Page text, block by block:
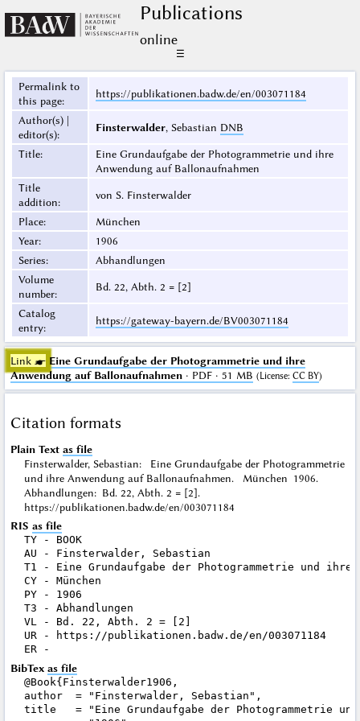
Publications
online
☰
Permalink to
this page:
https://publikationen.badw.de/en/003071184
Author(s) |
editor(s):
Finsterwalder, Sebastian DNB
Title:
Eine Grundaufgabe der Photogrammetrie und ihre
Anwendung auf Ballonaufnahmen
Title
addition:
von S. Finsterwalder
Place:
München
Year:
1906
Series:
Abhandlungen
Volume
number:
Bd. 22, Abth. 2 = [2]
Catalog
entry:
https://gateway-bayern.de/BV003071184
Link ☛ Eine Grundaufgabe der Photogrammetrie und ihre
Anwendung auf Ballonaufnahmen· PDF · 51 MB (License: CC BY)
Citation formats
Plain Text as file
Finsterwalder, Sebastian: Eine Grundaufgabe der Photogrammetrie
und ihre Anwendung auf Ballonaufnahmen. München 1906.
Abhandlungen: Bd. 22, Abth. 2 = [2].
https://publikationen.badw.de/en/003071184
RIS as file
TY - BOOK
AU - Finsterwalder, Sebastian
T1 - Eine Grundaufgabe der Photogrammetrie und ihre
CY - München
PY - 1906
T3 - Abhandlungen
VL - Bd. 22, Abth. 2 = [2]
UR - https://publikationen.badw.de/en/003071184
BibTex as file
@Book{Finsterwalder1906,
author  = "Finsterwalder, Sebastian",
title   = "Eine Grundaufgabe der Photogrammetrie und